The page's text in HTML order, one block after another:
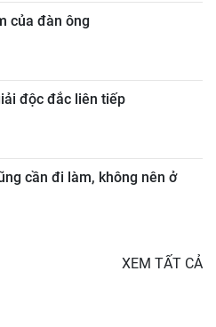
của đàn ông
độc đắc liên tiếp
cần đi làm, không nên ở
XEM TẤT CẢ